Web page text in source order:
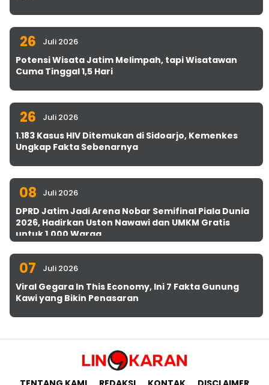
26 Juli 2026
Potensi Wisata Jatim Melimpah, tapi Wisatawan
Cuma Tinggal 1,5 Hari
26 Juli 2026
1.183 Kasus HIV Ditemukan di Sidoarjo, Kemenkes
Ungkap Fakta Sebenarnya
08 Juli 2026
DPRD Jatim Jadi Arena Nobar Semifinal Piala Dunia
2026, Hadirkan Uston Nawawi dan UMKM Gratis
untuk 1.000 Warga
07 Juli 2026
Viral Gegara In This Economy, Ini 7 Fakta Gunung
Kawi yang Bikin Penasaran